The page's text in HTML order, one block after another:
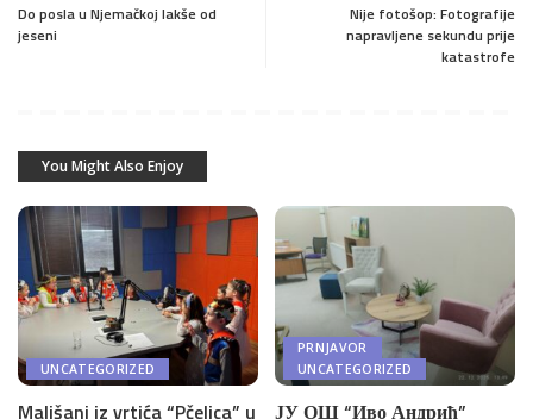
Do posla u Njemačkoj lakše od
jeseni
Nije fotošop: Fotografije
napravljene sekundu prije
katastrofe
You Might Also Enjoy
UNCATEGORIZED
Mališani iz vrtića “Pčelica” u
PRNJAVOR
UNCATEGORIZED
ЈУ ОШ “Иво Андрић”